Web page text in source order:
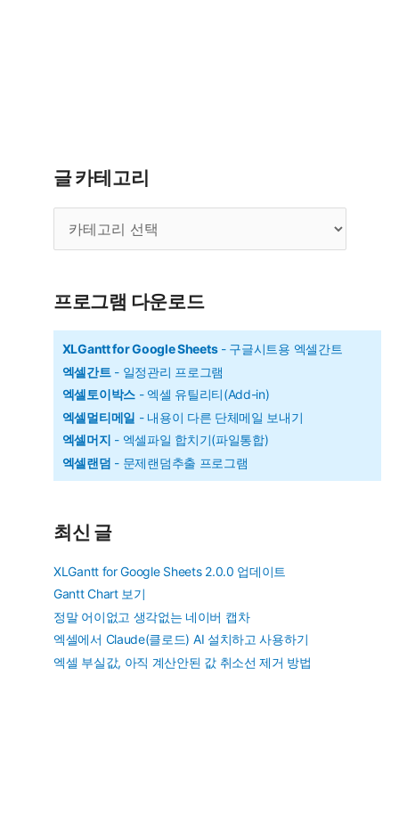
글 카테고리
테
리
프로그램 다운로드
XLGantt for Google Sheets- 구글시트용 엑셀간트
엑셀간트- 일정관리 프로그램
엑셀토이박스 - 엑셀 유틸리티(Add-in)
엑셀멀티메일 - 내용이 다른 단체메일 보내기
엑셀머지 - 엑셀파일 합치기(파일통합)
엑셀랜덤 - 문제랜덤추출 프로그램
최신 글
XLGantt for Google Sheets 2.0.0 업데이트
Gantt Chart 보기
정말 어이없고 생각없는 네이버 캡차
엑셀에서 Claude(클로드) AI 설치하고 사용하기
엑셀 부실값, 아직 계산안된 값 취소선 제거 방법